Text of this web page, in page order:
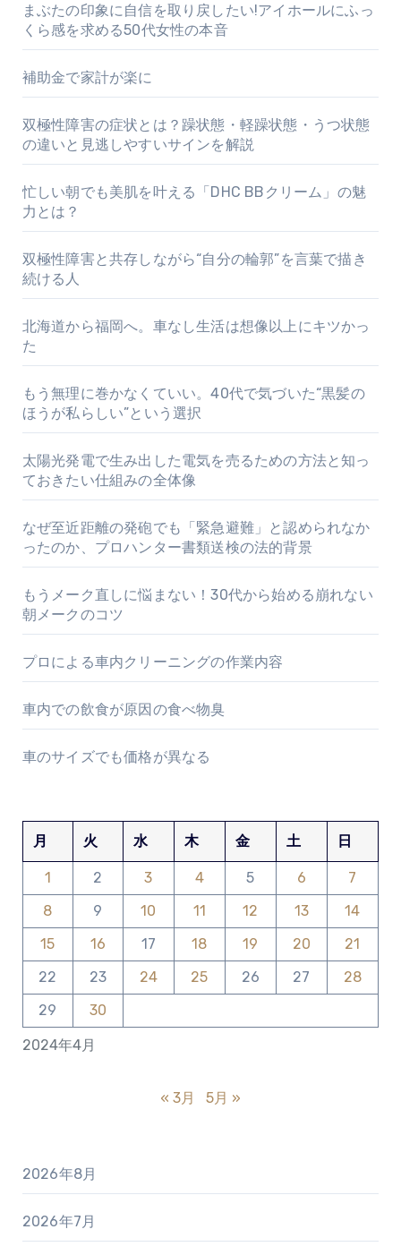
まぶたの印象に自信を取り戻したい!アイホールにふっ
くら感を求める50代女性の本音
補助金で家計が楽に
双極性障害の症状とは？躁状態・軽躁状態・うつ状態
の違いと見逃しやすいサインを解説
忙しい朝でも美肌を叶える「DHC BBクリーム」の魅
力とは？
双極性障害と共存しながら“自分の輪郭”を言葉で描き
続ける人
北海道から福岡へ。車なし生活は想像以上にキツかっ
た
もう無理に巻かなくていい。40代で気づいた“黒髪の
ほうが私らしい”という選択
太陽光発電で生み出した電気を売るための方法と知っ
ておきたい仕組みの全体像
なぜ至近距離の発砲でも「緊急避難」と認められなか
ったのか、プロハンター書類送検の法的背景
もうメーク直しに悩まない！30代から始める崩れない
朝メークのコツ
プロによる車内クリーニングの作業内容
車内での飲食が原因の食べ物臭
車のサイズでも価格が異なる
2024年4月
月 火 水 木 金 土 日
1 2 3 4 5 6
7
8
9 10 11 12 13
14
15
16 17 18 19 20
21
22
23 24 25 26 27
28
29
30
« 3月 5月 »
2026年8月
2026年7月